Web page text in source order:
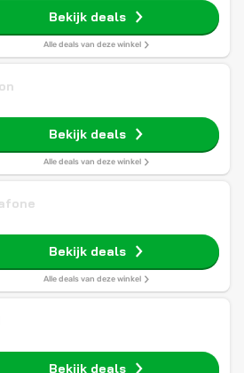
Bekijk deals
Alle deals van deze winkel
Bekijk deals
Alle deals van deze winkel
Bekijk deals
Alle deals van deze winkel
Bekijk deals